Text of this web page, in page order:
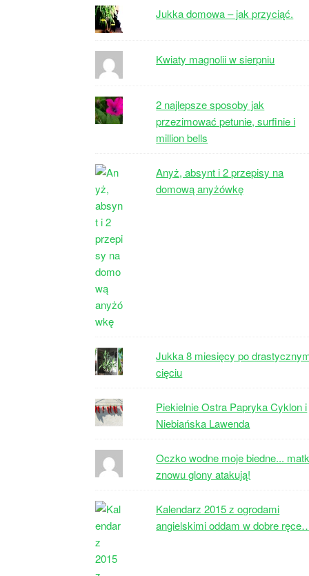
Jukka domowa – jak przyciąć.
Kwiaty magnolii w sierpniu
2 najlepsze sposoby jak
przezimować petunie, surfinie i
million bells
Anyż, absynt i 2 przepisy na
domową anyżówkę
Jukka 8 miesięcy po
cięciu
Piekielnie Ostra Papryka Cyklon i
Niebiańska Lawenda
Oczko wodne moje biedne...
znowu glony atakują!
Kalendarz 2015 z ogrodami
angielskimi oddam w dobre